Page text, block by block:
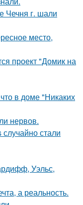
Чечня г. шали
место,
проект "Домик на
в доме "Никаких
нервов.
стали
Уэльс,
а реальность.